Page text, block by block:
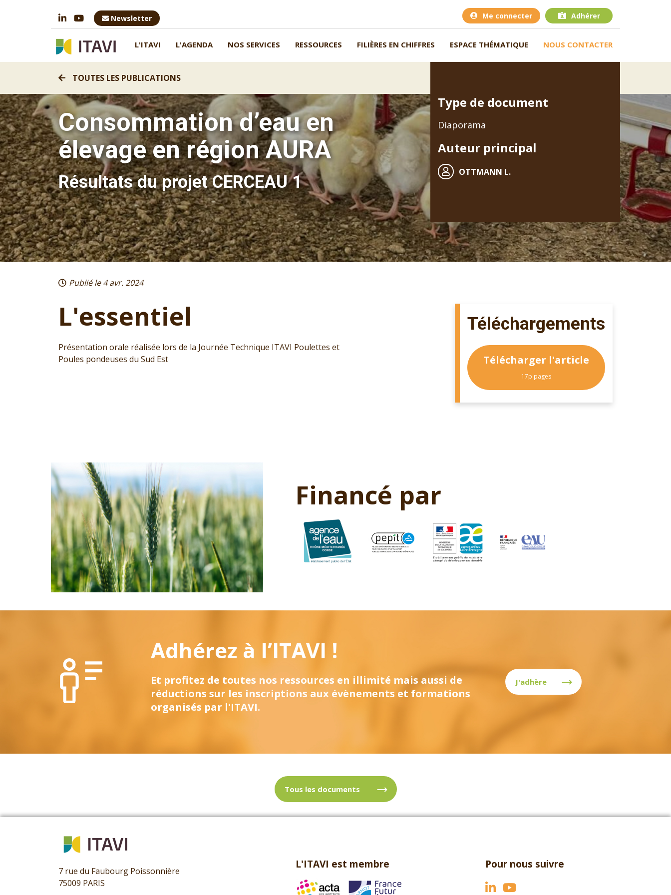
Newsletter Me connecter Adhérer
L'ITAVI L'AGENDA NOS SERVICES RESSOURCES FILIÈRES EN CHIFFRES ESPACE THÉMATIQUE NOUS CONTACTER
TOUTES LES PUBLICATIONS
Consommation d’eau en
élevage en région AURA
Résultats du projet CERCEAU 1
Type de document
Diaporama
Auteur principal
OTTMANN L.
Publié le 4 avr. 2024
Téléchargements
Télécharger l'article
17p pages
L'essentiel
Présentation orale réalisée lors de la Journée Technique ITAVI Poulettes et
Poules pondeuses du Sud Est
Financé par
Adhérez à l’ITAVI !
Et profitez de toutes nos ressources en illimité mais aussi de
réductions sur les inscriptions aux évènements et formations
organisés par l'ITAVI.
J'adhère
Tous les documents
7 rue du Faubourg Poissonnière
75009 PARIS
L'ITAVI est membre Pour nous suivre